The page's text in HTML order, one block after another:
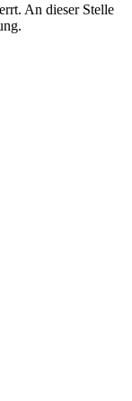
An dieser Stelle